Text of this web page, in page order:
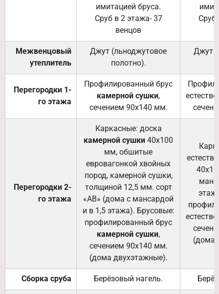
имитацией бруса.
Сруб в 2 этажа- 37
венцов
Сруб
Межвенцовый
утеплитель
Джут (льноджутовое
полотно).
Джут
Перегородки 1-
го этажа
Профилированный брус
камерной сушки,
сечением 90х140 мм.
Перегородки 2-
го этажа
Каркасные: доска
камерной сушки 40х100
мм, обшитые
евровагонкой хвойных
пород, камерной сушки,
толщиной 12,5 мм. сорт
«АВ» (дома с мансардой
и в 1,5 этажа). Брусовые:
профилированный брус
камерной сушки,
сечением 90х140 мм.
(дома двухэтажные).
(дома
Сборка сруба Берёзовый нагель.